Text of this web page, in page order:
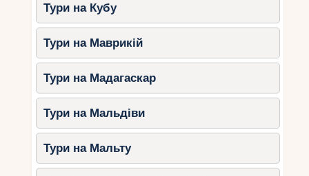
все це має бути доступним у вибраному готелі.
Канкун пропонує безліч топових варіантів для
відпочинку з дітьми, де вони зможуть
знайдуть можливість розслабитися та
насолодитися якісним сервісом. Однак, крім
вибору готелю, важливо також звернути увагу
на інші фактори, такі як погода, бюджет та час
відвідин. Зрештою, найкращий готель – це той,
який підходить саме вашій родині.
Тури на Кубу
Тури на Маврикій
Тури на Мадагаскар
Тури на Мальдіви
Тури на Мальту